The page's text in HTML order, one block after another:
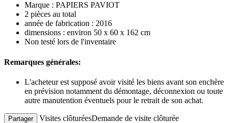
Marque : PAPIERS PAVIOT
2 pièces au total
année de fabrication : 2016
dimensions : environ 50 x 60 x 162 cm
Non testé lors de l'inventaire
Remarques générales:
L'acheteur est supposé avoir visité les biens avant son enchère
en prévision notamment du démontage, déconnexion ou toute
autre manutention éventuels pour le retrait de son achat.
Partager Visites clôturéesDemande de visite clôturée